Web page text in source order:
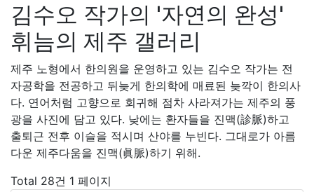
김수오 작가의 '자연의 완성'
휘늠의 제주 갤러리
제주 노형에서 한의원을 운영하고 있는 김수오 작가는 전
자공학을 전공하고 뒤늦게 한의학에 매료된 늦깍이 한의사
다. 연어처럼 고향으로 회귀해 점차 사라져가는 제주의 풍
광을 사진에 담고 있다. 낮에는 환자들을 진맥(診脈)하고
출퇴근 전후 이슬을 적시며 산야를 누빈다. 그대로가 아름
다운 제주다움을 진맥(眞脈)하기 위해.
Total 28건 1 페이지